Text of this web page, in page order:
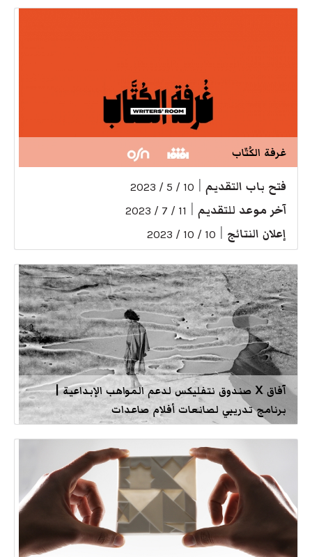
غرفة الكُتّاب
فتح باب التقديم 10 / 5 / 2023
آخر موعد للتقديم 11 / 7 / 2023
إعلان النتائج 10 / 10 / 2023
آفاق X صندوق نتفليكس لدعم المواهب الإبداعية |
برنامج تدريبي لصانعات أفلام صاعدات